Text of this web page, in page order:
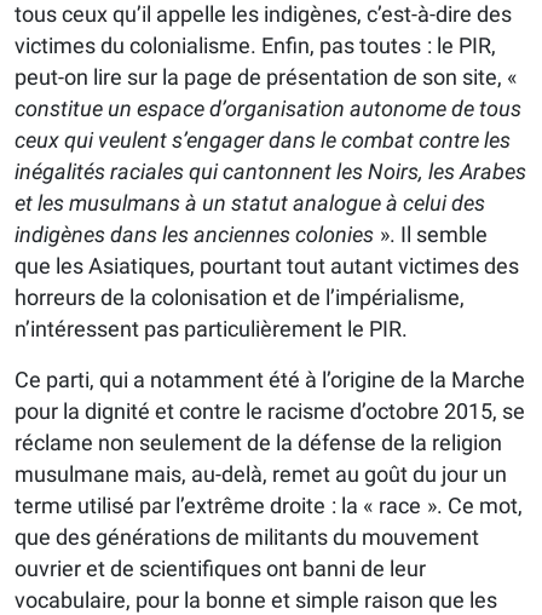
tous ceux qu’il appelle les indigènes, c’est-à-dire des
victimes du colonialisme. Enfin, pas toutes : le PIR,
peut-on lire sur la page de présentation de son site, «
constitue un espace d’organisation autonome de tous
ceux qui veulent s’engager dans le combat contre les
inégalités raciales qui cantonnent les Noirs, les Arabes
et les musulmans à un statut analogue à celui des
indigènes dans les anciennes colonies ». Il semble
que les Asiatiques, pourtant tout autant victimes des
horreurs de la colonisation et de l’impérialisme,
n’intéressent pas particulièrement le PIR.
Ce parti, qui a notamment été à l’origine de la Marche
pour la dignité et contre le racisme d’octobre 2015, se
réclame non seulement de la défense de la religion
musulmane mais, au-delà, remet au goût du jour un
terme utilisé par l’extrême droite : la « race ». Ce mot,
que des générations de militants du mouvement
ouvrier et de scientifiques ont banni de leur
vocabulaire, pour la bonne et simple raison que les